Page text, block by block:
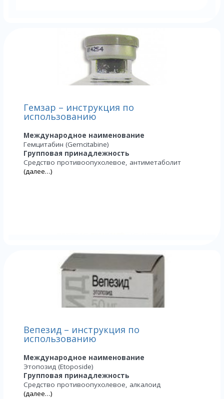
Гемзар – инструкция по
использованию
Международное наименование
Гемцитабин (Gemcitabine)
Групповая принадлежность
Средство противоопухолевое, антиметаболит
(далее…)
Вепезид – инструкция по
использованию
Международное наименование
Этопозид (Etoposide)
Групповая принадлежность
Средство противоопухолевое, алкалоид
(далее…)